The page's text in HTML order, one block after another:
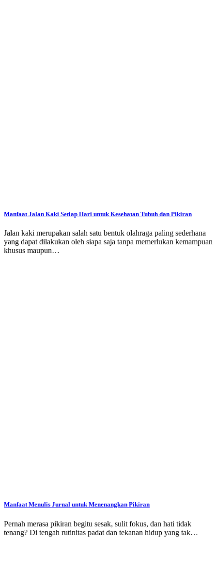
Manfaat Jalan Kaki Setiap Hari untuk Kesehatan Tubuh dan Pikiran
Jalan kaki merupakan salah satu bentuk olahraga paling sederhana
yang dapat dilakukan oleh siapa saja tanpa memerlukan kemampuan
khusus maupun…
Manfaat Menulis Jurnal untuk Menenangkan Pikiran
Pernah merasa pikiran begitu sesak, sulit fokus, dan hati tidak
tenang? Di tengah rutinitas padat dan tekanan hidup yang tak…